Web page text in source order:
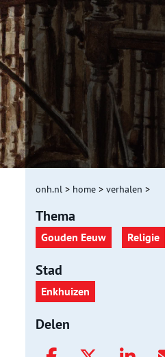
onh.nl > home > verhalen >
Thema
Gouden Eeuw Religie
Stad
Enkhuizen
Delen